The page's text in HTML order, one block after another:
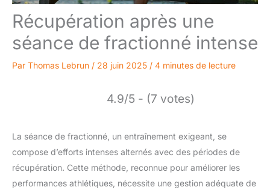
Récupération après une
séance de fractionné intense
Par Thomas Lebrun / 28 juin 2025 / 4 minutes de lecture
4.9/5 - (7 votes)
La séance de fractionné, un entraînement exigeant, se
compose d’efforts intenses alternés avec des périodes de
récupération. Cette méthode, reconnue pour améliorer les
performances athlétiques, nécessite une gestion adéquate de